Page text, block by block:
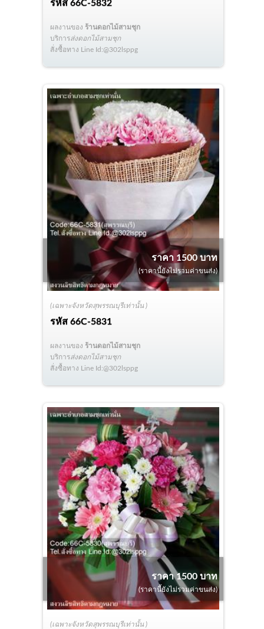
รหัส66C-5832
ผลงานของ ร้านดอกไม้สามชุก
บริการส่งดอกไม้สามชุก
สั่งซื้อทาง Line Id:@302lsppg
(เฉพาะจังหวัดสุพรรณบุรีเท่านั้น )
รหัส66C-5831
ราคา 1500 บาท
(ราคานี้ยังไม่รวมค่าขนส่ง)
ผลงานของ ร้านดอกไม้สามชุก
บริการส่งดอกไม้สามชุก
สั่งซื้อทาง Line Id:@302lsppg
(เฉพาะจังหวัดสุพรรณบุรีเท่านั้น )
ราคา 1500 บาท
(ราคานี้ยังไม่รวมค่าขนส่ง)